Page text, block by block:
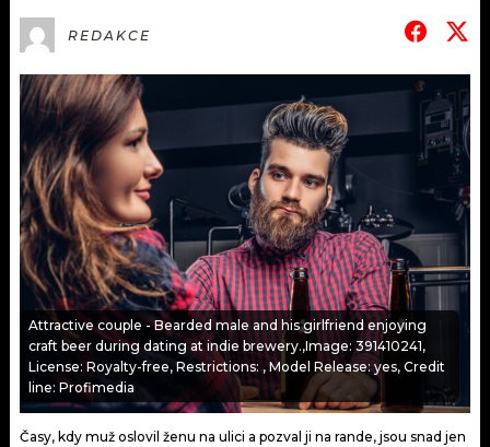
#NEBUDUDOMA
KALENDÁŘ
KVÍZY
VIP
TRENDY
KULTURA
MIX
OSTATNÍ
APLIKACE
PROGRAM
PLAYLIST
JAK NALADIT
SOUTĚŽE
REDAKCE
Attractive couple - Bearded male and his girlfriend enjoying
craft beer during dating at indie brewery.,Image: 391410241,
License: Royalty-free, Restrictions: , Model Release: yes, Credit
line: Profimedia
Časy, kdy muž oslovil ženu na ulici a pozval ji na rande, jsou snad jen